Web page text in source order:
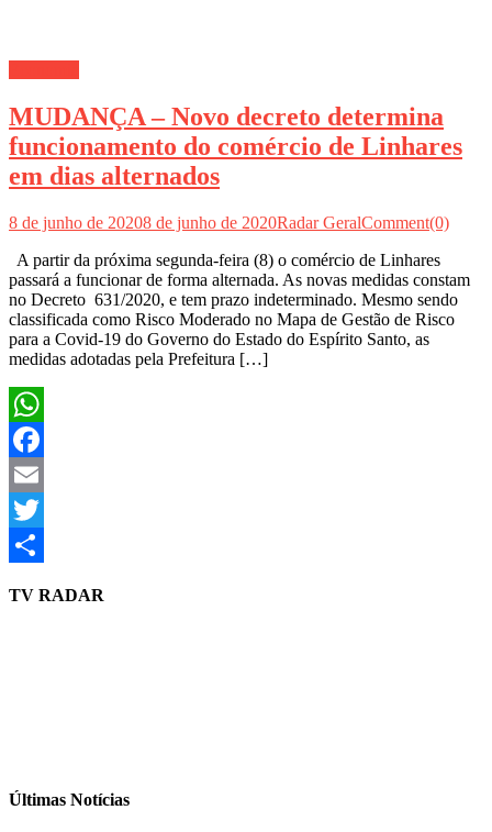
MUDANÇA – Novo decreto determina
funcionamento do comércio de Linhares
em dias alternados
8 de junho de 20208 de junho de 2020Radar GeralComment(0)
A partir da próxima segunda-feira (8) o comércio de Linhares
passará a funcionar de forma alternada. As novas medidas constam
no Decreto 631/2020, e tem prazo indeterminado. Mesmo sendo
classificada como Risco Moderado no Mapa de Gestão de Risco
para a Covid-19 do Governo do Estado do Espírito Santo, as
medidas adotadas pela Prefeitura […]
WhatsApp
Facebook
Email
Twitter
TV RADAR
Últimas Notícias